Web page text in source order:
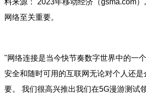
料来源： 2023年移动经济（gsma.com
网络至关重要。
"网络连接是当今快节奏数字世界中的一
安全和随时可用的互联网无论对个人还
要。 我们很高兴推出我们在5G漫游测试